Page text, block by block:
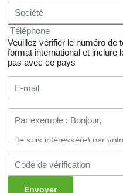
Veuillez vérifier le numéro de
format international et inclure
pas avec ce pays